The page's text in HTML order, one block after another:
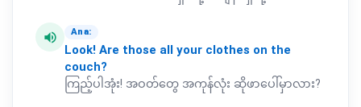
volume_up Ana:
Look! Are those all your clothes on the
couch?
ကြည့်ပါအုံး! အဝတ်တွေ အကုန်လုံး ဆိုဖာပေါ်မှာလား?